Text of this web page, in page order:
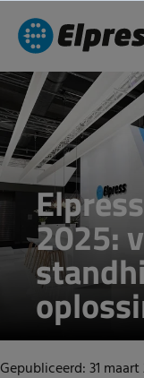
2025:
Gepubliceerd: 31 maart